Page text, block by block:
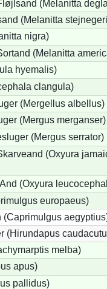
(Melanitta
(Melanitta
nigra)
(Melanitta
hyemalis)
clangula)
(Mergellus albellus)
(Mergus merganser)
(Mergus serrator)
(Oxyura
(Oxyura
europaeus)
(Hirundapus
melba)
apus)
pallidus)